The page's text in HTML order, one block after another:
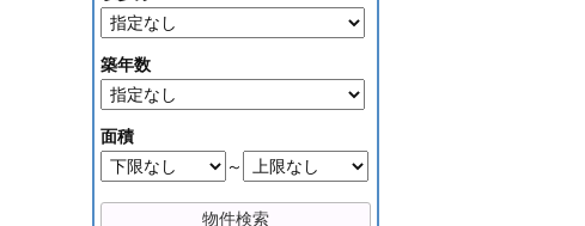
築年数
面積
～